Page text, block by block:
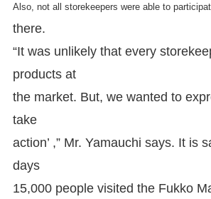
Also, not all storekeepers were able to
there.
“It was unlikely that every
products at
the market. But, we wanted to
take
action’ ,” Mr. Yamauchi says. It is
days
15,000 people visited the Fukko